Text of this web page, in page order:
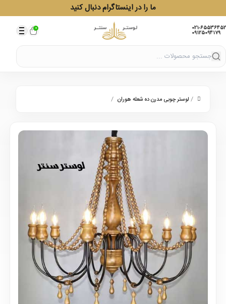
ما را در اینستاگرام دنبال کنید
021-65536452
09125094179
0
/ لوستر چوبی مدرن ده شعله هوران /